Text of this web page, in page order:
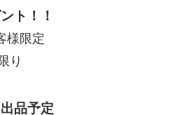
ト！！
様限定
り
品予定